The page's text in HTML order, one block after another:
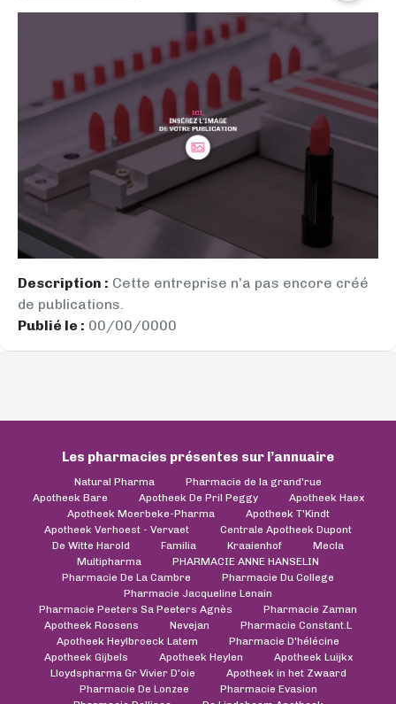
Description : Cette entreprise n’a pas encore créé
de publications.
Publié le : 00/00/0000
Les pharmacies présentes sur l’annuaire
Natural Pharma
Pharmacie de la grand'rue
Apotheek Bare
Apotheek De Pril Peggy
Apotheek Haex
Apotheek Moerbeke-Pharma
Apotheek T'Kindt
Apotheek Verhoest - Vervaet
Centrale Apotheek Dupont
De Witte Harold
Familia Kraaienhof
Mecla
Multipharma
PHARMACIE ANNE HANSELIN
Pharmacie De La Cambre
Pharmacie Du College
Pharmacie Jacqueline Lenain
Pharmacie Peeters Sa Peeters Agnès
Pharmacie Zaman
Apotheek Roosens
Nevejan
Pharmacie Constant.L
Apotheek Heylbroeck Latem
Pharmacie D'hélécine
Apotheek Gijbels
Apotheek Heylen
Apotheek Luijkx
Lloydspharma Gr Vivier D'oie
Apotheek in het Zwaard
Pharmacie De Lonzee
Pharmacie Evasion